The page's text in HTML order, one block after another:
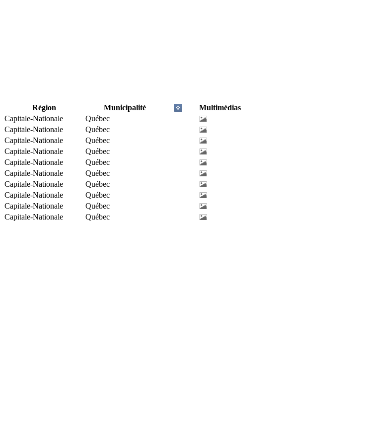
Région Municipalité
Multimédias
Capitale-Nationale
Québec
Capitale-Nationale
Québec
Capitale-Nationale
Québec
Capitale-Nationale
Québec
Capitale-Nationale
Québec
Capitale-Nationale
Québec
Capitale-Nationale
Québec
Capitale-Nationale
Québec
Capitale-Nationale
Québec
Capitale-Nationale Québec